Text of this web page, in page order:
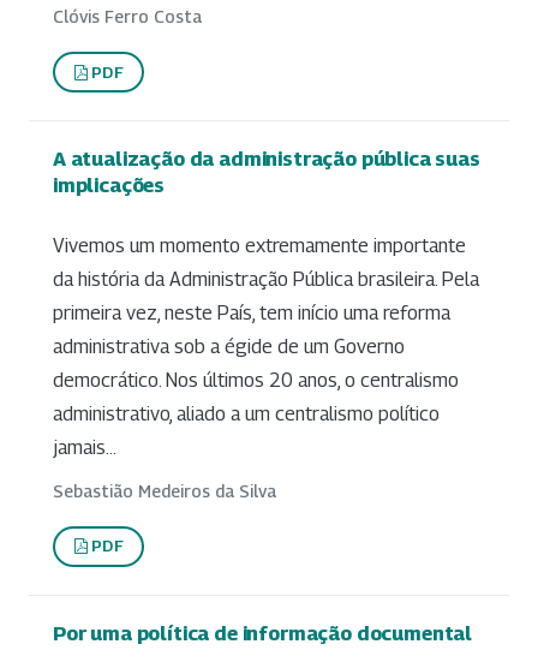
Clóvis Ferro Costa
PDF
A atualização da administração pública suas
implicações
Vivemos um momento extremamente importante
da história da Administração Pública brasileira. Pela
primeira vez, neste País, tem início uma reforma
administrativa sob a égide de um Governo
democrático. Nos últimos 20 anos, o centralismo
administrativo, aliado a um centralismo político
jamais...
Sebastião Medeiros da Silva
PDF
Por uma política de informação documental